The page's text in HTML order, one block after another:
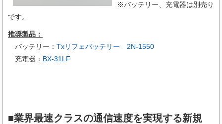
※バッテリー、充電器は別売り
です。
推奨製品：
バッテリー： Txリフェバッテリー 2N-1550
充電器： BX-31LF
■業界最速クラスの通信速度を実現する新規